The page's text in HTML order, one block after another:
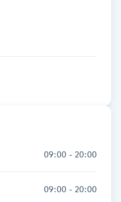
09:00 - 20:00
09:00 - 20:00